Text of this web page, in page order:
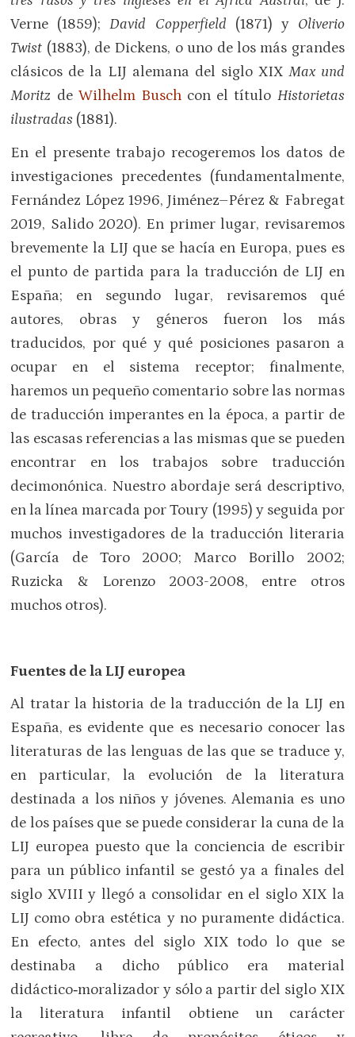
Verne (1859);David Copperfield (1871) y Oliverio
Twist (1883), de Dickens, o uno de los más grandes
clásicos de la LIJ alemana del siglo XIX Max und
Moritz de Wilhelm Buschcon el título Historietas
ilustradas (1881).
En el presente trabajo recogeremos los datos de
investigaciones precedentes (fundamentalmente,
Fernández López 1996, Jiménez–Pérez & Fabregat
2019, Salido 2020). En primer lugar, revisaremos
brevemente la LIJ que se hacía en Europa, pues es
el punto de partida para la traducción de LIJ en
España; en segundo lugar, revisaremos qué
autores, obras y géneros fueron los más
traducidos, por qué y qué posiciones pasaron a
ocupar en el sistema receptor; finalmente,
haremos un pequeño comentario sobre las normas
de traducción imperantes en la época, a partir de
las escasas referencias a las mismas que se pueden
encontrar en los trabajos sobre traducción
decimonónica. Nuestro abordaje será descriptivo,
en la línea marcada por Toury (1995) y seguida por
muchos investigadores de la traducción literaria
(García de Toro 2000; Marco Borillo 2002;
Ruzicka & Lorenzo 2003-2008, entre otros
muchos otros).
Fuentes de la LIJ europea
Al tratar la historia de la traducción de la LIJ en
España, es evidente que es necesario conocer las
literaturas de las lenguas de las que se traduce y,
en particular, la evolución de la literatura
destinada a los niños y jóvenes. Alemania es uno
de los países que se puede considerar la cuna de la
LIJ europea puesto que la conciencia de escribir
para un público infantil se gestó ya a finales del
siglo XVIII y llegó a consolidar en el siglo XIX la
LIJ como obra estética y no puramente didáctica.
En efecto, antes del siglo XIX todo lo que se
destinaba a dicho público era material
didáctico‑moralizador y sólo a partir del siglo XIX
la literatura infantil obtiene un carácter